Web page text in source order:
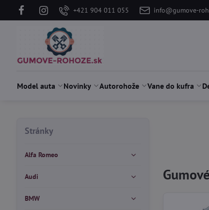
+421 904 011 055 info@gumove-
Model auta Novinky Autorohože Vane do kufra
Stránky
Alfa Romeo
Audi
BMW